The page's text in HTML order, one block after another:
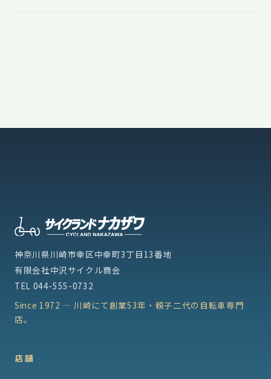
神奈川県川崎市幸区中幸町3丁目13番地
有限会社中沢サイクル商会
TEL 044-555-0732
Since 1972 — 川崎にて創業53年・親子二代の自転車専門
店。
店舗